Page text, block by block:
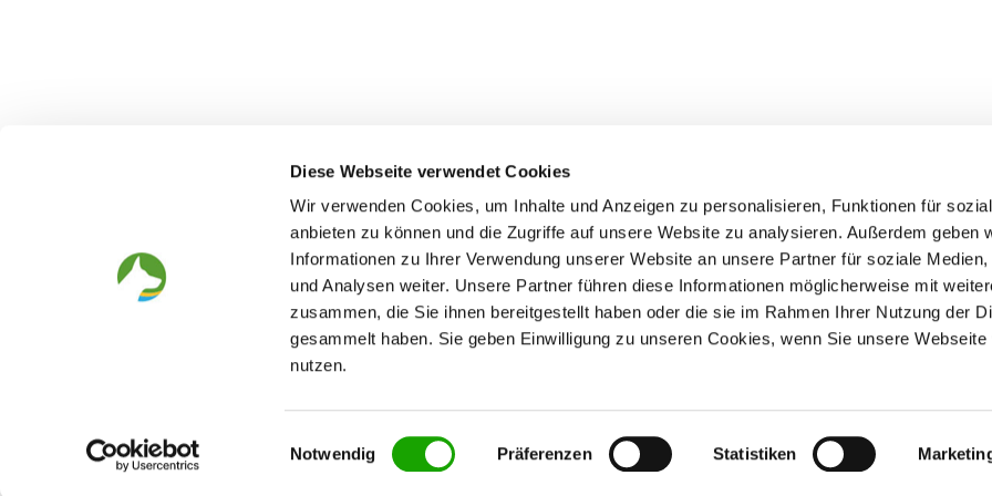
Diese Webseite verwendet Cookies
Wir verwenden Cookies, um Inhalte und Anzeigen zu personalisieren, Funktionen für
anbieten zu können und die Zugriffe auf unsere Website zu analysieren. Außerdem geben
Informationen zu Ihrer Verwendung unserer Website an unsere Partner für soziale Medien,
und Analysen weiter. Unsere Partner führen diese Informationen möglicherweise mit
zusammen, die Sie ihnen bereitgestellt haben oder die sie im Rahmen Ihrer Nutzung der
gesammelt haben. Sie geben Einwilligung zu unseren Cookies, wenn Sie unsere Webseite
nutzen.
Einwilligungsauswahl
Notwendig Präferenzen Statistiken
The German Shepherd
Everything about the breed
Breeding and upbringing
Breeding predisposition test
The Club
Structur
SV magazine
Local groups
Academy
125 Jahre
Events
Association's main events
Supra-regional events VDH/FCI
Events calender
Service
Become a member
Paymentsystem
Forms, information
EDP Products / EDP-
Information Material